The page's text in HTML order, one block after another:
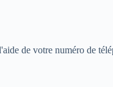
de votre numéro de